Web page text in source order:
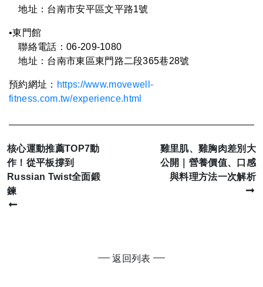
地址：台南市安平區文平路1號
•東門館
聯絡電話：06-209-1080
地址：台南市東區東門路二段365巷28號
預約網址： https://www.movewell-
fitness.com.tw/experience.html
核心運動推薦TOP7動
作！從平板撐到
Russian Twist全面鍛
鍊
雞里肌、雞胸肉差別大
公開｜營養價值、口感
與料理方法一次解析
返回列表